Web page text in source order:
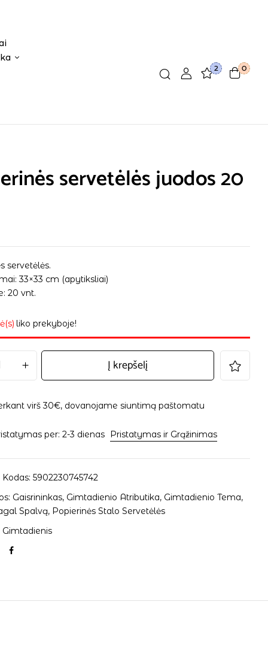
2 0
servetėlės juodos 20
servetėlės.
33×33 cm (apytiksliai)
20 vnt.
liko prekyboje!
Į krepšelį
virš 30€, dovanojame siuntimą paštomatu
per: 2-3 dienas Pristatymas ir Grąžinimas
Kodas:5902230745742
Gaisrininkas, Gimtadienio Atributika, Gimtadienio Tema,
Spalvą, Popierinės Stalo Servetėlės
Gimtadienis